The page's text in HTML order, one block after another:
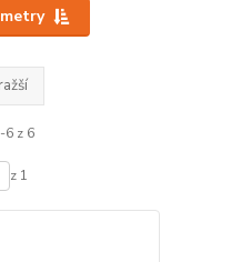
6 z 6
z 1